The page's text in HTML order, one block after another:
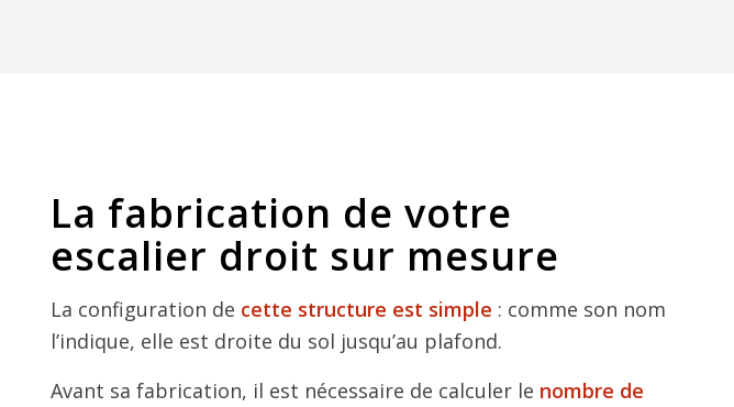
La fabrication de votre
escalier droit sur mesure
La configuration de cette structure est simple : comme son nom
l’indique, elle est droite du sol jusqu’au plafond.
Avant sa fabrication, il est nécessaire de calculer le nombre de